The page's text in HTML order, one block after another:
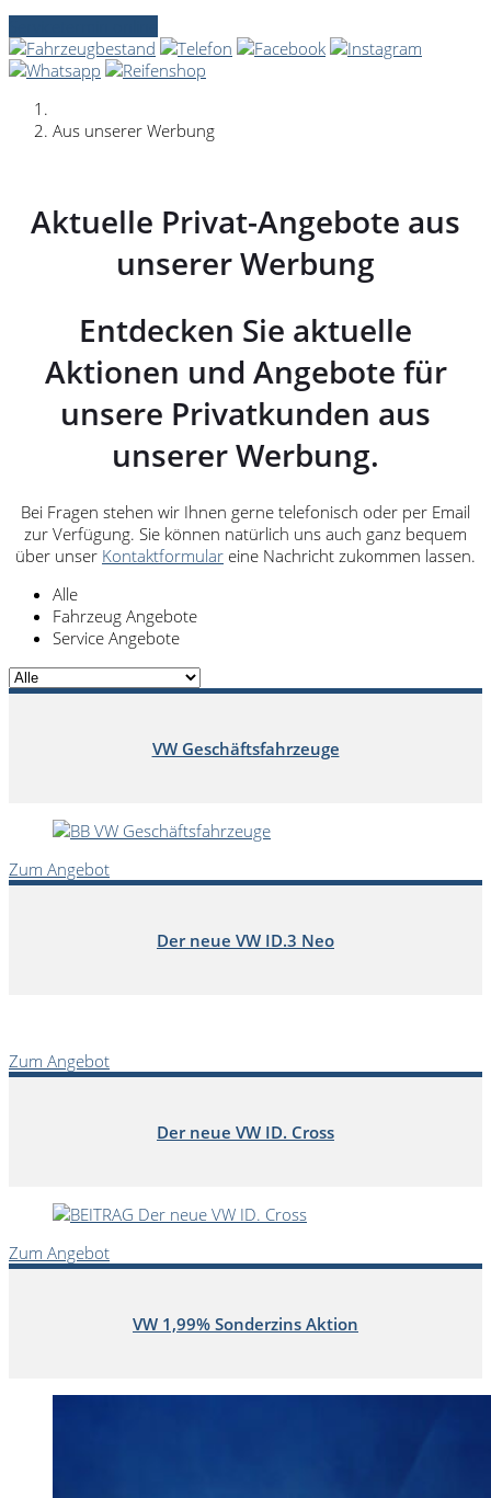
Aus unserer Werbung
Aktuelle Privat-Angebote aus
unserer Werbung
Entdecken Sie aktuelle
Aktionen und Angebote für
unsere Privatkunden aus
unserer Werbung.
Bei Fragen stehen wir Ihnen gerne telefonisch oder per Email
zur Verfügung. Sie können natürlich uns auch ganz bequem
über unser Kontaktformular eine Nachricht zukommen lassen.
Alle
Fahrzeug Angebote
Service Angebote
VW Geschäftsfahrzeuge
Zum Angebot
Der neue VW ID.3 Neo
Zum Angebot
Der neue VW ID. Cross
Zum Angebot
VW 1,99% Sonderzins Aktion